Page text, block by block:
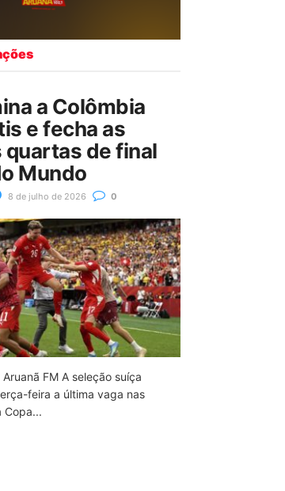
a Colômbia
e fecha as
quartas de final
Mundo
8 de julho de 2026 0
FM A seleção suíça
feira a última vaga nas
Copa...